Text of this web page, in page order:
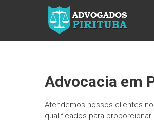
ADVOGADOS
PIRITUBA
advogado?
Entre em
Fazemos
toda a
Advocacia em
Atendemos nossos clientes
qualificados para